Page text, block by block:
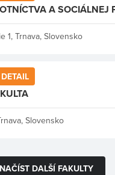
A SOCIÁLNEJ
1, Trnava, Slovensko
DETAIL
Slovensko
NAČÍST DALŠÍ FAKULTY